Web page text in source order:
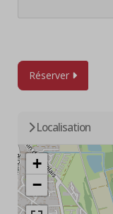
Réserver
Localisation
+
−